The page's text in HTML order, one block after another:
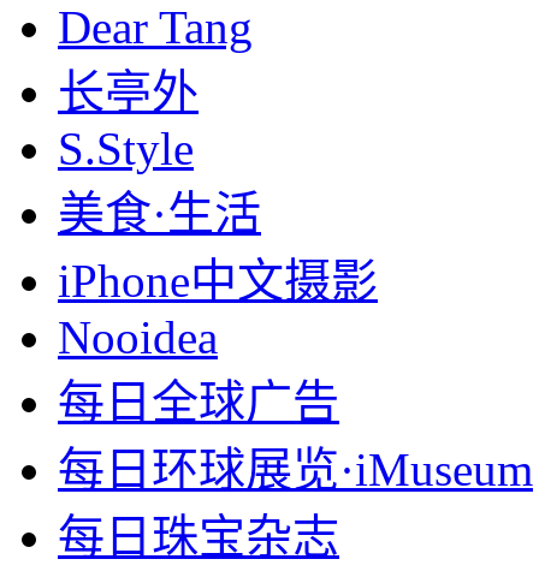
Dear Tang
长亭外
S.Style
美食·生活
iPhone中文摄影
Nooidea
每日全球广告
每日环球展览·iMuseum
每日珠宝杂志